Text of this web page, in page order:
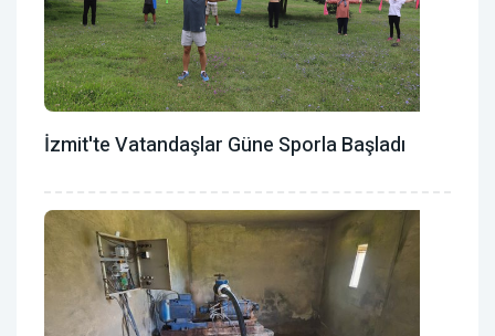
İzmit'te Vatandaşlar Güne Sporla Başladı